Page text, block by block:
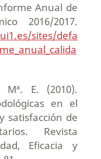
Anual de
2016/2017.
sites/defa
E. (2010).
en el
satisfacción de
Revista
Eficacia y